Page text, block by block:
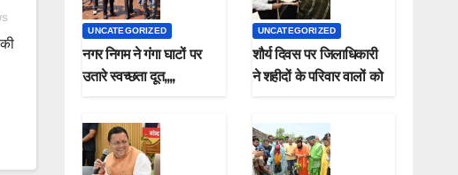
UNCATEGORIZED
नगर निगम ने गंगा घाटों पर
उतारे स्वच्छता दूत,,,,
UNCATEGORIZED
शौर्य दिवस पर जिलाधिकारी
ने शहीदों के परिवार वालों को